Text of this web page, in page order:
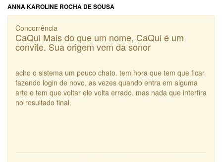
ANNA KAROLINE ROCHA DE SOUSA
Concorrência
CaQui Mais do que um nome, CaQui é um
convite. Sua origem vem da sonor
acho o sistema um pouco chato. tem hora que tem que ficar
fazendo login de novo, as vezes quando entra em alguma
arte e tem que voltar ele volta errado. mas nada que interfira
no resultado final.